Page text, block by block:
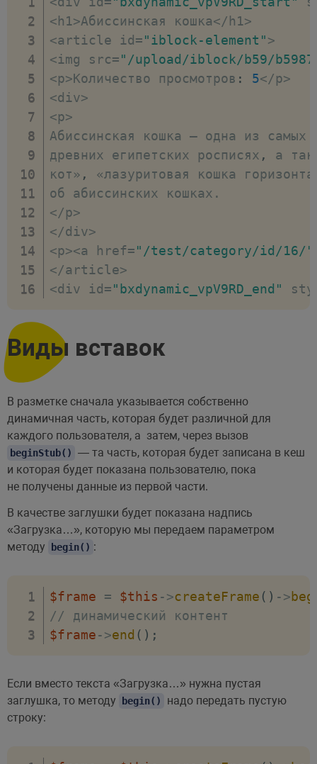
<h1>Абиссинская кошка</h1>
<article id="iblock-element">
<img src="/upload/iblock/b59/
<p>Количество просмотров : 5</p>
<div>
<p>
Абиссинская кошка — одна из самых
древних египетских росписях ,
а
кот» ,
«лазуритовая кошка
об абиссинских кошках .
</p>
</div>
<p><a href="/test/category/id/16/"
</article>
<div id="bxdynamic_vpV9RD_end"
Виды вставок
В разметке сначала указывается собственно
динамичная часть, которая будет различной для
каждого пользователя, а затем, через вызов
beginStub()
— та часть, которая будет записана в кеш
и которая будет показана пользователю, пока
не получены данные из первой части.
В качестве заглушки будет показана надпись
«Загрузка…», которую мы передаем параметром
методу
begin() :
$frame = $this ->createFrame ( ) ->
// динамический контент
$frame->end ( ) ;
Если вместо текста «Загрузка…» нужна пустая
заглушка, то методу
begin()
надо передать пустую
строку: